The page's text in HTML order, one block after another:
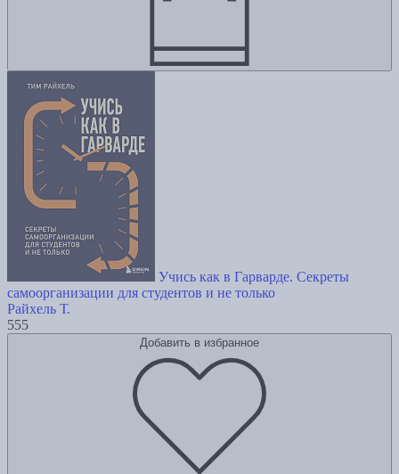
Учись как в Гарварде. Секреты
самоорганизации для студентов и не только
Райхель Т.
555
Добавить в избранное